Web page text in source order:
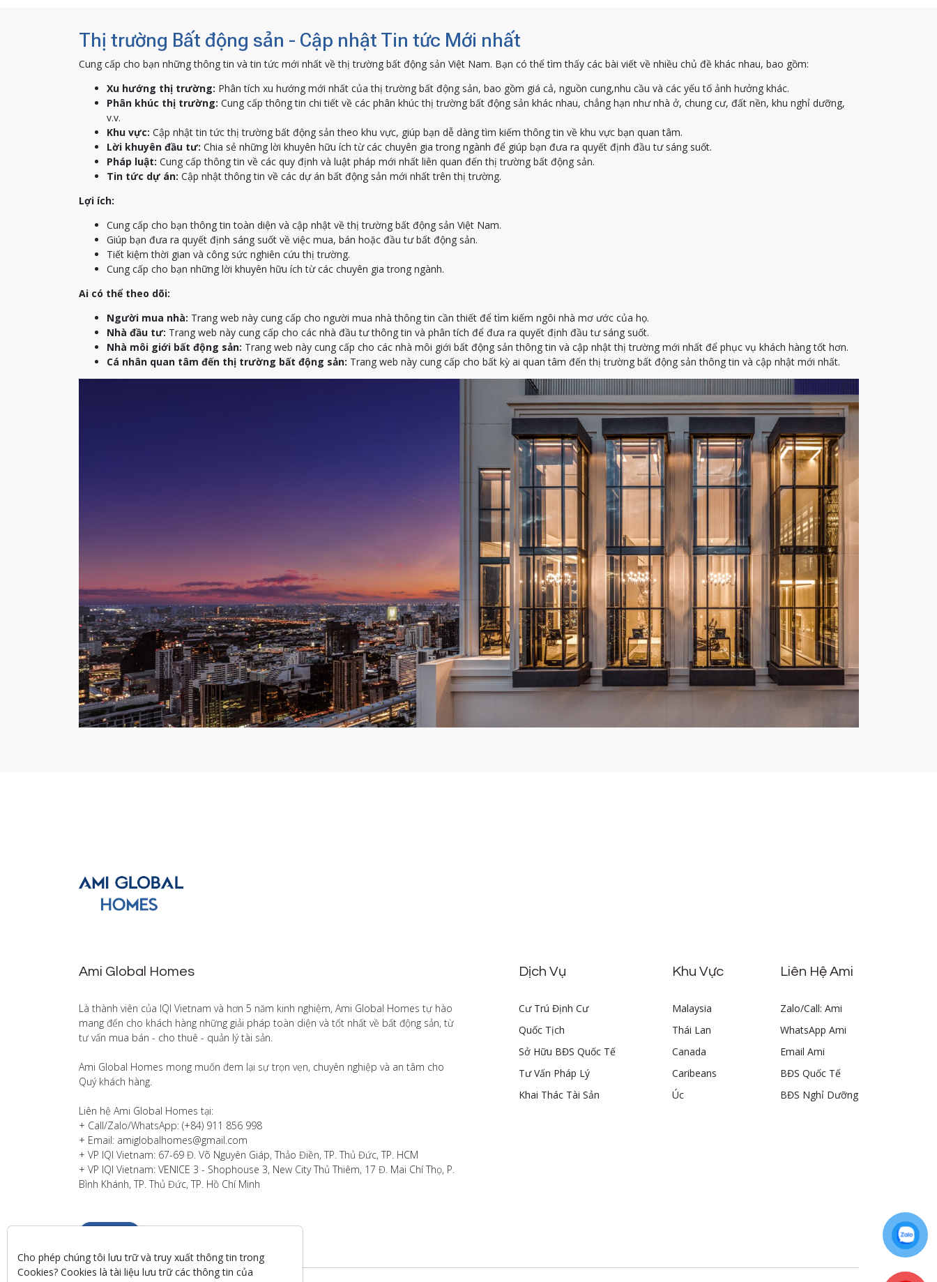
Thị trường Bất động sản - Cập nhật Tin tức Mới nhất
Cung cấp cho bạn những thông tin và tin tức mới nhất về thị trường bất động sản Việt Nam. Bạn có thể tìm thấy các bài viết về nhiều chủ đề khác nhau, bao gồm:
Xu hướng thị trường: Phân tích xu hướng mới nhất của thị trường bất động sản, bao gồm giá cả, nguồn cung,nhu cầu và các yếu tố ảnh hưởng khác.
Phân khúc thị trường: Cung cấp thông tin chi tiết về các phân khúc thị trường bất động sản khác nhau, chẳng hạn như nhà ở, chung cư, đất nền, khu nghỉ dưỡng,
v.v.
Khu vực: Cập nhật tin tức thị trường bất động sản theo khu vực, giúp bạn dễ dàng tìm kiếm thông tin về khu vực bạn quan tâm.
Lời khuyên đầu tư: Chia sẻ những lời khuyên hữu ích từ các chuyên gia trong ngành để giúp bạn đưa ra quyết định đầu tư sáng suốt.
Pháp luật: Cung cấp thông tin về các quy định và luật pháp mới nhất liên quan đến thị trường bất động sản.
Tin tức dự án: Cập nhật thông tin về các dự án bất động sản mới nhất trên thị trường.
Lợi ích:
Cung cấp cho bạn thông tin toàn diện và cập nhật về thị trường bất động sản Việt Nam.
Giúp bạn đưa ra quyết định sáng suốt về việc mua, bán hoặc đầu tư bất động sản.
Tiết kiệm thời gian và công sức nghiên cứu thị trường.
Cung cấp cho bạn những lời khuyên hữu ích từ các chuyên gia trong ngành.
Ai có thể theo dõi:
Người mua nhà: Trang web này cung cấp cho người mua nhà thông tin cần thiết để tìm kiếm ngôi nhà mơ ước của họ.
Nhà đầu tư: Trang web này cung cấp cho các nhà đầu tư thông tin và phân tích để đưa ra quyết định đầu tư sáng suốt.
Nhà môi giới bất động sản: Trang web này cung cấp cho các nhà môi giới bất động sản thông tin và cập nhật thị trường mới nhất để phục vụ khách hàng tốt hơn.
Cá nhân quan tâm đến thị trường bất động sản: Trang web này cung cấp cho bất kỳ ai quan tâm đến thị trường bất động sản thông tin và cập nhật mới nhất.
Ami Global Homes
Là thành viên của IQI Vietnam và hơn 5 năm kinh nghiệm, Ami Global Homes tự hào
mang đến cho khách hàng những giải pháp toàn diện và tốt nhất về bất động sản, từ
tư vấn mua bán - cho thuê - quản lý tài sản.
Ami Global Homes mong muốn đem lại sự trọn vẹn, chuyên nghiệp và an tâm cho
Quý khách hàng.
Liên hệ Ami Global Homes tại:
+ Call/Zalo/WhatsApp: (+84) 911 856 998
+ Email: amiglobalhomes@gmail.com
+ VP IQI Vietnam: 67-69 Đ. Võ Nguyên Giáp, Thảo Điền, TP. Thủ Đức, TP. HCM
+ VP IQI Vietnam: VENICE 3 - Shophouse 3, New City Thủ Thiêm, 17 Đ. Mai Chí Thọ, P.
Bình Khánh, TP. Thủ Đức, TP. Hồ Chí Minh
Dịch Vụ
Cư Trú Định Cư
Quốc Tịch
Sở Hữu BĐS Quốc Tế
Tư Vấn Pháp Lý
Khai Thác Tài Sản
Khu Vực
Malaysia
Thái Lan
Canada
Caribeans
Úc
Liên Hệ Ami
Zalo/Call: Ami
WhatsApp Ami
Email Ami
BĐS Quốc Tế
BĐS Nghỉ Dưỡng
Cho phép chúng tôi lưu trữ và truy xuất thông tin trong
Cookies? Cookies là tài liệu lưu trữ các thông tin của